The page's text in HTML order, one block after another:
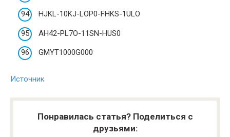
HJKL-10KJ-LOP0-FHKS-1ULO
AH42-PL7O-11SN-HUS0
GMYT1000G000
Источник
Понравилась статья? Поделиться с
друзьями: